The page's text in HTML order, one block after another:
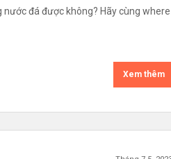
nước đá được không? Hãy cùng
Xem thêm